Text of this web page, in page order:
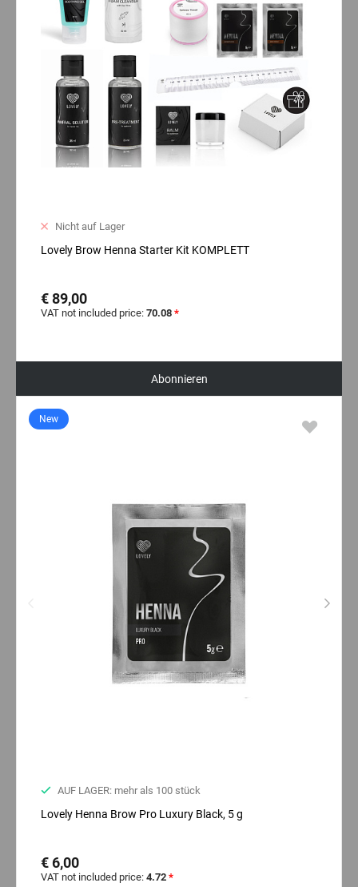
Nicht auf Lager
Lovely Brow Henna Starter Kit KOMPLETT
€ 89,00
VAT not included price: 70.08 *
Abonnieren
New
AUF LAGER: mehr als 100 stück
Lovely Henna Brow Pro Luxury Black, 5 g
€ 6,00
VAT not included price: 4.72 *